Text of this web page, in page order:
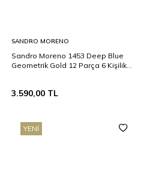
SANDRO MORENO
Sandro Moreno 1453 Deep Blue
Geometrik Gold 12 Parça 6 Kişilik
3.590,00 TL
YENI